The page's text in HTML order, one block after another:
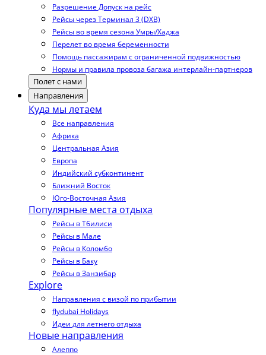
Разрешение Допуск на рейс
Рейсы через Терминал 3 (DXB)
Рейсы во время сезона Умры/Хаджа
Перелет во время беременности
Помощь пассажирам с ограниченной подвижностью
Нормы и правила провоза багажа интерлайн-партнеров
Полет с нами
Направления
Куда мы летаем
Все направления
Африка
Центральная Азия
Европа
Индийский субконтинент
Ближний Восток
Юго-Восточная Азия
Популярные места отдыха
Рейсы в Тбилиси
Рейсы в Мале
Рейсы в Коломбо
Рейсы в Баку
Рейсы в Занзибар
Explore
Направления с визой по прибытии
flydubai Holidays
Идеи для летнего отдыха
Новые направления
Алеппо